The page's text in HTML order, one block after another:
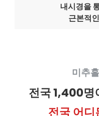
내시경을
근본적
미추
전국 1,400명
전국 어